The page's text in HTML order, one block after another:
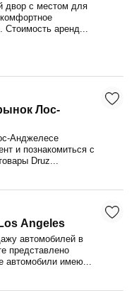
двор с местом для
Стоимость аренд...
Лос-
Анджелесе
и познакомиться с
Druz...
Angeles
автомобилей в
представлено
автомобили имею...